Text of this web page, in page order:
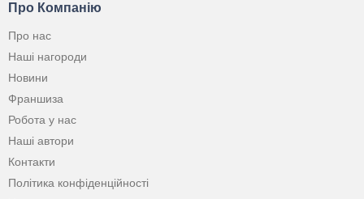
Про Компанію
Про нас
Наші нагороди
Новини
Франшиза
Робота у нас
Наші автори
Контакти
Політика конфіденційності